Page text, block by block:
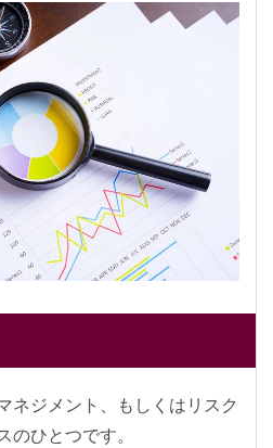
ネジメント、もしくはリスク
ひとつです。